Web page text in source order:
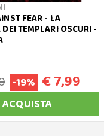
FEAR - LA
DEI TEMPLARI OSCURI -
-19% € 7,99
ACQUISTA